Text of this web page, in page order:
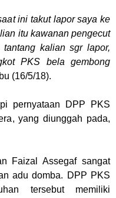
ini takut lapor saya ke
itu kawanan pengecut
kalian sgr lapor,
PKS bela gembong
(16/5/18).
pernyataan DPP PKS
yang diunggah pada,
Faizal Assegaf sangat
adu domba. DPP PKS
tersebut memiliki